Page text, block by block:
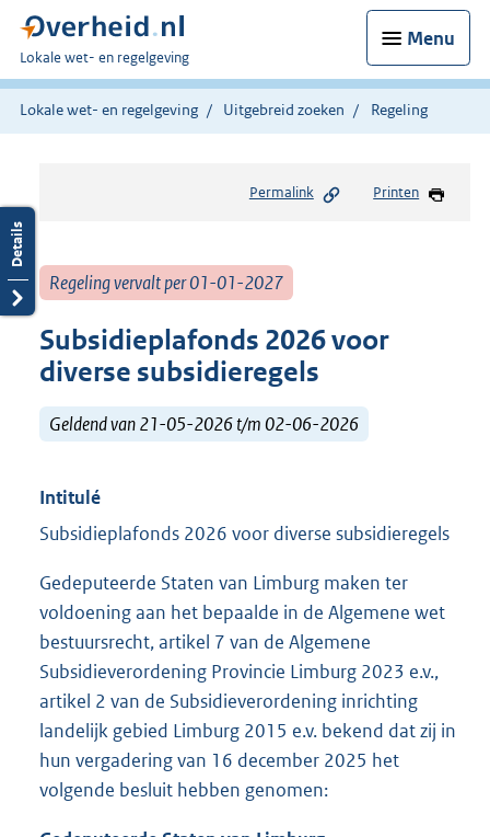
Menu
U
bent
hier:
Lokale wet- en regelgeving
Lokale wet- en regelgeving Uitgebreid zoeken Regeling
Permalink Printen
Regeling vervalt per 01-01-2027
Subsidieplafonds 2026 voor
diverse subsidieregels
Geldend van 21-05-2026 t/m 02-06-2026
Intitulé
Subsidieplafonds 2026 voor diverse subsidieregels
Gedeputeerde Staten van Limburg maken ter
voldoening aan het bepaalde in de Algemene wet
bestuursrecht, artikel 7 van de Algemene
Subsidieverordening Provincie Limburg 2023 e.v.,
artikel 2 van de Subsidieverordening inrichting
landelijk gebied Limburg 2015 e.v. bekend dat zij in
hun vergadering van 16 december 2025 het
volgende besluit hebben genomen: